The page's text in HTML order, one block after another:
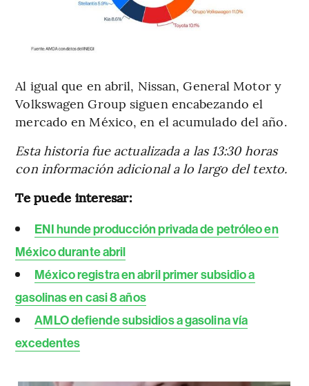
Al igual que en abril, Nissan, General Motor y
Volkswagen Group siguen encabezando el
mercado en México, en el acumulado del año.
Esta historia fue actualizada a las 13:30 horas
con información adicional a lo largo del texto.
Te puede interesar:
ENI hunde producción privada de petróleo en
México durante abril
México registra en abril primer subsidio a
gasolinas en casi 8 años
AMLO defiende subsidios a gasolina vía
excedentes